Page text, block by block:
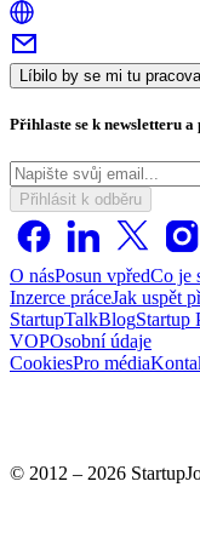
Líbilo by se mi tu
Přihlaste se k newsletteru a
Přihlásit k odběru
O násPosun vpředCo je
Inzerce práceJak uspět
StartupTalkBlogStartup
VOPOsobní údaje
CookiesPro média
© 2012 – 2026